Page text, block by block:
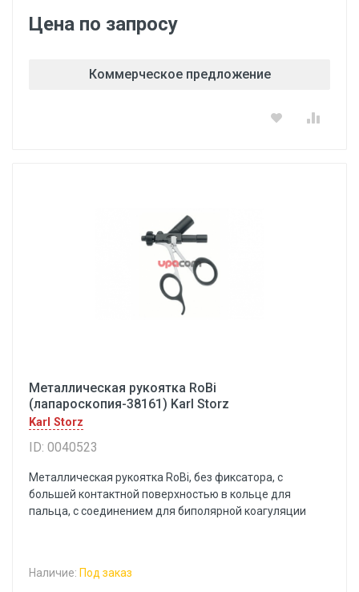
Цена по запросу
Коммерческое предложение
Металлическая рукоятка RoBi
(лапароскопия-38161) Karl Storz
Karl Storz
ID: 0040523
Металлическая рукоятка RoBi, без фиксатора, с
большей контактной поверхностью в кольце для
пальца, с соединением для биполярной коагуляции
Наличие: Под заказ